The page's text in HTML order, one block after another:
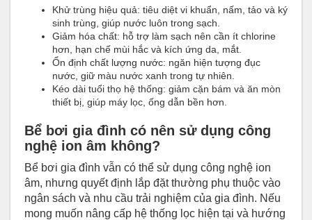
Khử trùng hiệu quả: tiêu diệt vi khuẩn, nấm, tảo và ký
sinh trùng, giúp nước luôn trong sạch.
Giảm hóa chất: hỗ trợ làm sạch nên cần ít chlorine
hơn, hạn chế mùi hắc và kích ứng da, mắt.
Ổn định chất lượng nước: ngăn hiện tượng đục
nước, giữ màu nước xanh trong tự nhiên.
Kéo dài tuổi thọ hệ thống: giảm cặn bám và ăn mòn
thiết bị, giúp máy lọc, ống dẫn bền hơn.
Bể bơi gia đình có nên sử dụng công
nghệ ion âm không?
Bể bơi gia đình vẫn có thể sử dụng công nghệ ion
âm, nhưng quyết định lắp đặt thường phụ thuộc vào
ngân sách và nhu cầu trải nghiệm của gia đình. Nếu
mong muốn nâng cấp hệ thống lọc hiện tại và hướng